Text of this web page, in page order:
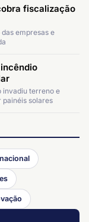
fiscalização
empresas e
invadiu terreno e
painéis solares